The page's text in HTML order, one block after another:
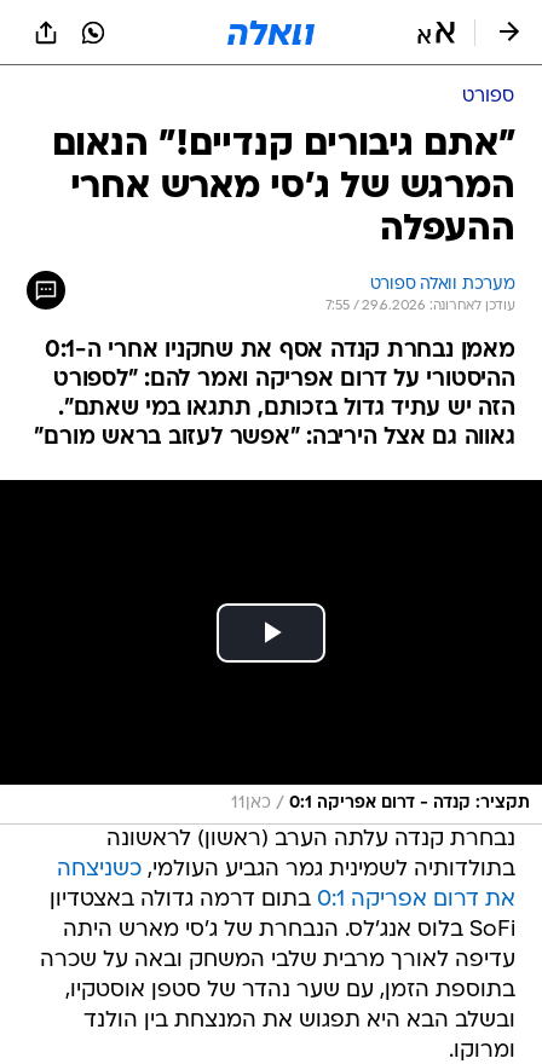
ספורט
"אתם גיבורים קנדיים!" הנאום
המרגש של ג'סי מארש אחרי
ההעפלה
מערכת וואלה ספורט
עודכן לאחרונה: 29.6.2026 / 7:55
מאמן נבחרת קנדה אסף את שחקניו אחרי ה-0:1
ההיסטורי על דרום אפריקה ואמר להם: "לספורט
הזה יש עתיד גדול בזכותם, תתגאו במי שאתם".
גאווה גם אצל היריבה: "אפשר לעזוב בראש מורם"
תקציר: קנדה - דרום אפריקה 0:1 / כאן11
נבחרת קנדה עלתה הערב (ראשון) לראשונה
בתולדותיה לשמינית גמר הגביע העולמי,כשניצחה
את דרום אפריקה 0:1
בתום דרמה גדולה באצטדיון
SoFi בלוס אנג'לס. הנבחרת של ג'סי מארש היתה
עדיפה לאורך מרבית שלבי המשחק ובאה על שכרה
בתוספת הזמן, עם שער נהדר של סטפן אוסטקיו,
ובשלב הבא היא תפגוש את המנצחת בין הולנד
ומרוקו.